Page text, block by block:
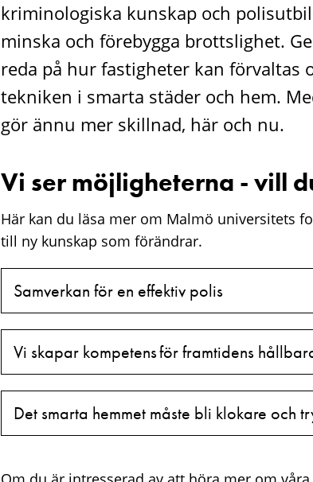
kriminologiska kunskap och
minska och förebygga brottslighet.
reda på hur fastigheter kan förvaltas
tekniken i smarta städer och hem.
gör ännu mer skillnad, här och nu.
Vi ser möjligheterna - vill
Här kan du läsa mer om Malmö universitets
till ny kunskap som förändrar.
Samverkan för en effektiv polis
Vi skapar kompetens för framtidens
Det smarta hemmet måste bli klokare och